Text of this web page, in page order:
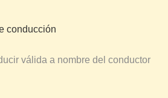
conducción
válida a nombre del conductor